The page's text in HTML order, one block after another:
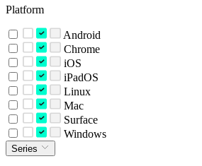
Platform
Android
Chrome
iOS
iPadOS
Linux
Mac
Surface
Windows
Series